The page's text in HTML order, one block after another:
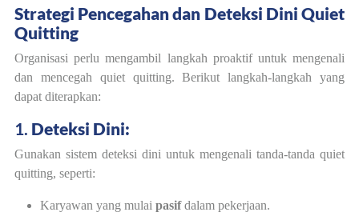
Strategi Pencegahan dan Deteksi Dini Quiet
Quitting
Organisasi perlu mengambil langkah proaktif untuk mengenali
dan mencegah quiet quitting. Berikut langkah-langkah yang
dapat diterapkan:
1. Deteksi Dini:
Gunakan sistem deteksi dini untuk mengenali tanda-tanda quiet
quitting, seperti:
Karyawan yang mulai pasifdalam pekerjaan.